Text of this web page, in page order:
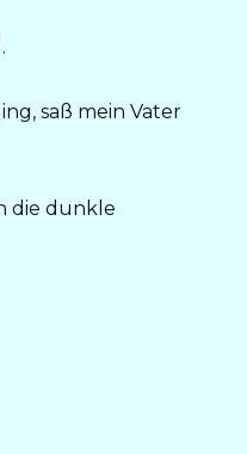
saß mein Vater
die dunkle